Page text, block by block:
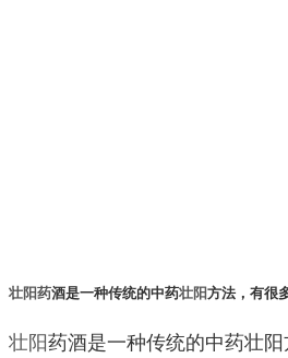
壮阳药酒是一种传统的中药壮阳方法，有很
壮阳药酒是一种传统的中药壮